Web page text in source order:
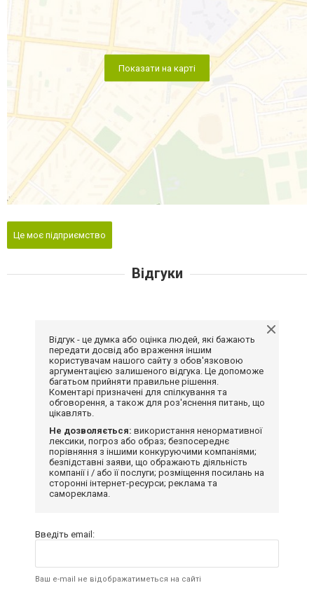
Показати на карті
Це моє підприємство
Відгуки
Відгук - це думка або оцінка людей, які бажають
передати досвід або враження іншим
користувачам нашого сайту з обов'язковою
аргументацією залишеного відгука. Це допоможе
багатьом прийняти правильне рішення.
Коментарі призначені для спілкування та
обговорення, а також для роз'яснення питань, що
цікавлять.
Не дозволяється: використання ненормативної
лексики, погроз або образ; безпосереднє
порівняння з іншими конкуруючими компаніями;
безпідставні заяви, що ображають діяльність
компанії і / або її послуги; розміщення посилань на
сторонні інтернет-ресурси; реклама та
самореклама.
Введіть email:
Ваш e-mail не відображатиметься на сайті